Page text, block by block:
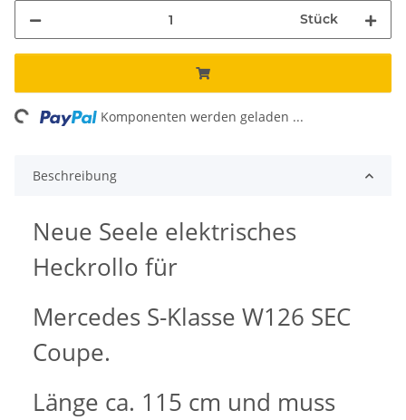
Stück
Komponenten werden geladen ...
Beschreibung
Neue Seele elektrisches
Heckrollo für
Mercedes S-Klasse W126 SEC
Coupe.
Länge ca. 115 cm und muss